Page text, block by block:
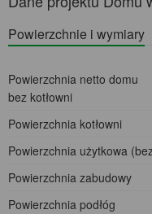
Powierzchnie i wymiary
Powierzchnia netto domu
bez kotłowni
Powierzchnia kotłowni
Powierzchnia użytkowa
Powierzchnia zabudowy
Powierzchnia podłóg